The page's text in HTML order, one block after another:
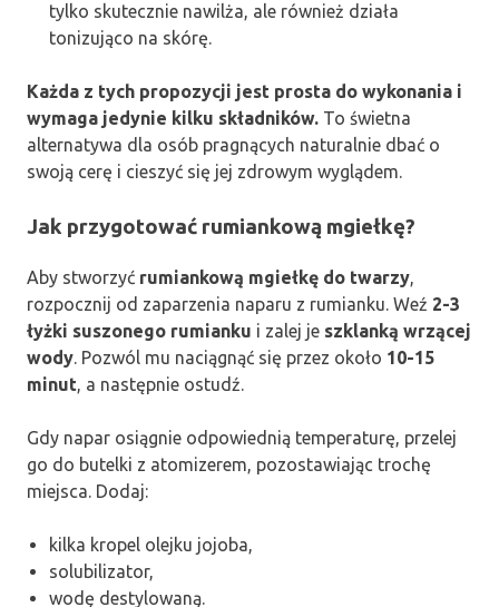
tylko skutecznie nawilża, ale również działa
tonizująco na skórę.
Każda z tych propozycji jest prosta do wykonania i
wymaga jedynie kilku składników. To świetna
alternatywa dla osób pragnących naturalnie dbać o
swoją cerę i cieszyć się jej zdrowym wyglądem.
Jak przygotować rumiankową mgiełkę?
Aby stworzyć rumiankową mgiełkę do twarzy,
rozpocznij od zaparzenia naparu z rumianku. Weź 2-3
łyżki suszonego rumianku i zalej je szklanką wrzącej
wody. Pozwól mu naciągnąć się przez około 10-15
minut, a następnie ostudź.
Gdy napar osiągnie odpowiednią temperaturę, przelej
go do butelki z atomizerem, pozostawiając trochę
miejsca. Dodaj:
kilka kropel olejku jojoba,
solubilizator,
wodę destylowaną.